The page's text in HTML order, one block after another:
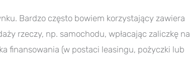
Bardzo często bowiem korzystający zawiera
rzeczy, np. samochodu, wpłacając zaliczkę na
finansowania (w postaci leasingu, pożyczki lub